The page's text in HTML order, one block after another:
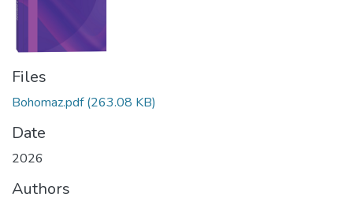
Files
Bohomaz.pdf(263.08 KB)
Date
2026
Authors